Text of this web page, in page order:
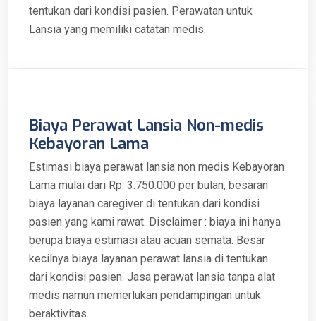
tentukan dari kondisi pasien. Perawatan untuk
Lansia yang memiliki catatan medis.
Biaya Perawat Lansia Non-medis
Kebayoran Lama
Estimasi biaya perawat lansia non medis Kebayoran
Lama mulai dari Rp. 3.750.000 per bulan, besaran
biaya layanan caregiver di tentukan dari kondisi
pasien yang kami rawat. Disclaimer : biaya ini hanya
berupa biaya estimasi atau acuan semata. Besar
kecilnya biaya layanan perawat lansia di tentukan
dari kondisi pasien. Jasa perawat lansia tanpa alat
medis namun memerlukan pendampingan untuk
beraktivitas.